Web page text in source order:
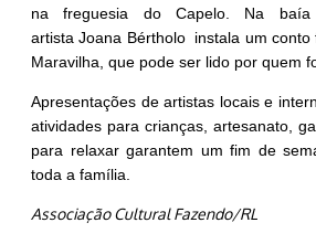
na freguesia do Capelo. Na
artista Joana Bértholo instala um conto
Maravilha, que pode ser lido por quem
Apresentações de artistas locais e
atividades para crianças, artesanato,
para relaxar garantem um fim de
toda a família.
Associação Cultural Fazendo/RL